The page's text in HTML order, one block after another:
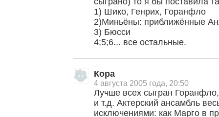
1) Шико, Генрих, Горанфло
2)Миньёны: приближённые
3) Бюсси
4;5;6... все остальные.
Кора
4 августа 2005 года, 20:50
Лучше всех сыгран
и т.д. Актерский ансамбль
исключениями: как Марго в